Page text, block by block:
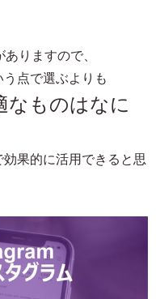
りますので、
点で選ぶよりも
なものはなに
果的に活用できると思